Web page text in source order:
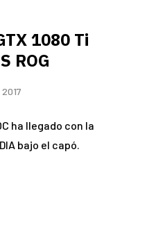
1080 Ti
ROG
ha llegado con la
bajo el capó.